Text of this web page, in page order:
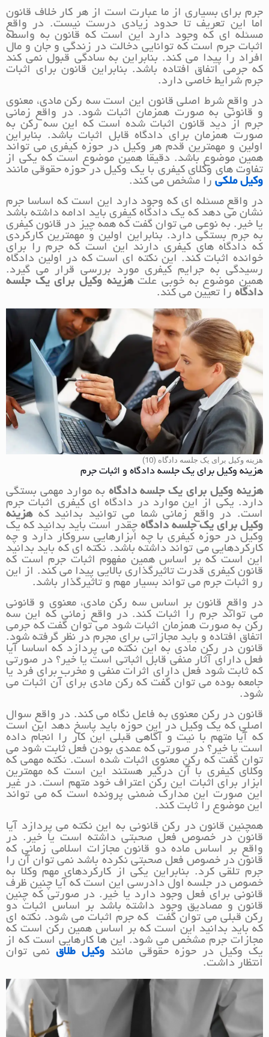
جرم برای بسیاری از ما عبارت است از هر کار خلاف قانون
اما این تعریف تا حدود زیادی درست نیست. در واقع
مسئله ای که وجود دارد این است که قانون به واسطه
اثبات جرم است که توانایی دخالت در زندگی و جان و مال
افراد را پیدا می کند. بنابراین به سادگی قبول نمی کند
که جرمی اتفاق افتاده باشد. بنابراین قانون برای اثبات
جرم شرایط خاصی دارد.
در واقع شرط اصلی قانون این است سه رکن مادی، معنوی
و قانونی به صورت همزمان اثبات شود. در واقع زمانی
جرم از دید قانون اثبات شده است که این سه رکن به
صورت همزمان برای دادگاه قابل اثبات باشد. بنابراین
اولین و مهمترین قدم هر وکیل در حوزه کیفری می تواند
همین موضوع باشد. دقیقا همین موضوع است که یکی از
تفاوت های وکلای کیفری با یک وکیل در حوزه حقوقی مانند
وکیل ملکی را مشخص می کند.
در واقع مسئله ای که وجود دارد این است که اساسا جرم
نشان می دهد که یک دادگاه کیفری باید ادامه داشته باشد
یا خیر. به نوعی می توان گفت که همه چیز در قانون کیفری
به جرم بستگی دارد. بنابراین اولین و مهمترین کارکردی
که دادگاه های کیفری دارند این است که جرم را برای
خوانده اثبات کند. این نکته ای است که در اولین دادگاه
رسیدگی به جرایم کیفری مورد بررسی قرار می گیرد.
همین موضوع به خوبی علتهزینه وکیل برای یک جلسه
دادگاه را تعیین می کند.
هزینه وکیل برای یک جلسه دادگاه (10)
هزینه وکیل برای یک جلسه دادگاه و اثبات جرم
هزینه وکیل برای یک جلسه دادگاه به موارد مهمی بستگی
دارد. یکی از این موارد در دادگاه ای کیفری اثبات جرم
است. در واقع زمانی شما می توانید بدانید کههزینه
وکیل برای یک جلسه دادگاه چقدر است باید بدانید که یک
وکیل در حوزه کیفری با چه ابزارهایی سروکار دارد و چه
کارکردهایی می تواند داشته باشد. نکته ای که باید بدانید
این است که بر اساس همین مفهوم اثبات جرم است که
قانون کیفری قدرت تاثیرگذاری بالایی پیدا می کند. از این
رو اثبات جرم می تواند بسیار مهم و تاثیرگذار باشد.
در واقع قانون بر اساس سه رکن مادی، معنوی و قانونی
می تواند جرم را اثبات کند. در واقع زمانی که این سه
رکن به صورت همزمان اثبات شود می توان گفت که جرمی
اتفاق افتاده و باید مجازاتی برای مجرم در نظر گرفته شود.
قانون در رکن مادی به این نکته می پردازد که اساسا آیا
فعل دارای آثار منفی قابل اثباتی است یا خیر؟ در صورتی
که ثابت شود فعل دارای اثرات منفی و مخرب برای فرد یا
جامعه بوده می توان گفت که رکن مادی برای آن اثبات می
شود.
قانون در رکن معنوی به فاعل نگاه می کند. در واقع سوال
اصلی که یک وکیل در این حوزه باید پاسخ دهد این است
که آیا متهم با نیت و آگاهی قبلی این کار را انجام داده
است یا خیر؟ در صورتی که عمدی بودن فعل ثابت شود می
توان گفت که رکن معنوی اثبات شده است. نکته مهمی که
وکلای کیفری با آن درگیر هستند این است که مهمترین
ابزار برای اثبات این رکن اعتراف خود متهم است. در غیر
این صورت این مدارک ضمنی پرونده است که می تواند
این موضوع را ثابت کند.
همچنین قانون در رکن قانونی به این نکته می پردازد آیا
قانون در خصوص فعل صحبتی داشته است یا خیر. در
واقع بر اساس ماده دو قانون مجازات اسلامی زمانی که
قانون در خصوص فعل صحبتی نکرده باشد نمی توان آن را
جرم تلقی کرد. بنابراین یکی از کارکردهای مهم وکلا به
خصوص در جلسه اول دادرسی این است که آیا چنین ظرف
قانونی برای فعل وجود دارد یا خیر. در صورتی که چنین
قانون و مصادیق وجود داشته باشد بر اساس اثبات دو
رکن قبلی می توان گفت که جرم اثبات می شود. نکته ای
که باید بدانید این است که بر اساس همین رکن است که
مجازات جرم مشخص می شود. این ها کارهایی است که از
یک وکیل در حوزه حقوقی مانند وکیل طلاق نمی توان
انتظار داشت.